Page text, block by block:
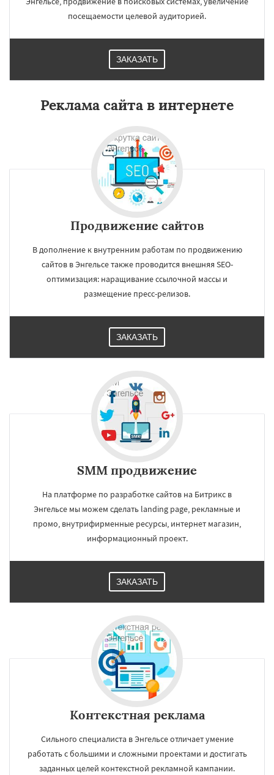
посещаемости целевой аудиторией.
ЗАКАЗАТЬ
Реклама сайта в интернете
Продвижение сайтов
В дополнение к внутренним работам по продвижению
сайтов в Энгельсе также проводится внешняя SEO-
оптимизация: наращивание ссылочной массы и
размещение пресс-релизов.
ЗАКАЗАТЬ
SMM продвижение
На платформе по разработке сайтов на Битрикс в
Энгельсе мы можем сделать landing page, рекламные и
промо, внутрифирменные ресурсы, интернет магазин,
информационный проект.
ЗАКАЗАТЬ
Контекстная реклама
Сильного специалиста в Энгельсе отличает умение
работать с большими и сложными проектами и достигать
заданных целей контекстной рекламной кампании.